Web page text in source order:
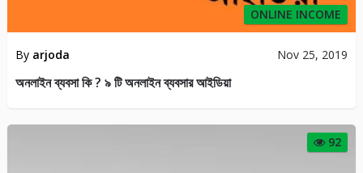
ONLINE INCOME
By arjoda Nov 25, 2019
অনলাইন ব্যবসা কি ? ৯ টি অনলাইন ব্যবসার আইডিয়া
92